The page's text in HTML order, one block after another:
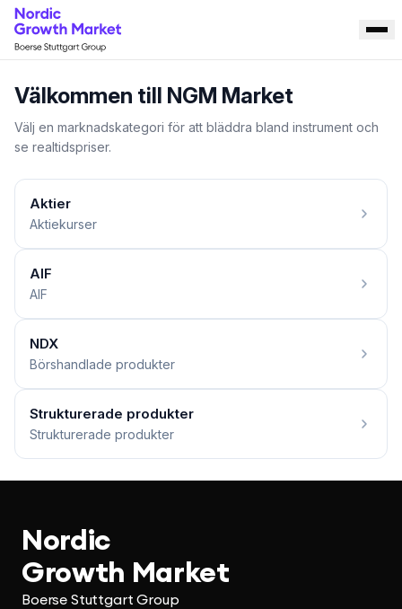
Välkommen till NGM Market
Välj en marknadskategori för att bläddra bland instrument och
se realtidspriser.
Aktier
Aktiekurser
AIF
AIF
NDX
Börshandlade produkter
Strukturerade produkter
Strukturerade produkter
Nordic
Growth Market
Boerse Stuttgart Group